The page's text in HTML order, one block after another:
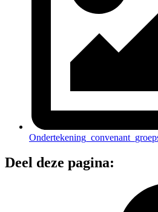
Deel deze pagina: